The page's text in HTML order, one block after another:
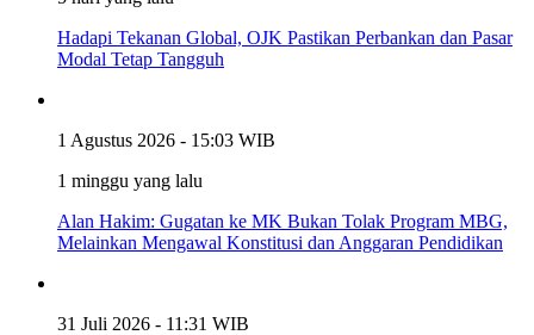
Hadapi Tekanan Global, OJK Pastikan Perbankan dan Pasar
Modal Tetap Tangguh
1 Agustus 2026 - 15:03 WIB
1 minggu yang lalu
Alan Hakim: Gugatan ke MK Bukan Tolak Program MBG,
Melainkan Mengawal Konstitusi dan Anggaran Pendidikan
31 Juli 2026 - 11:31 WIB